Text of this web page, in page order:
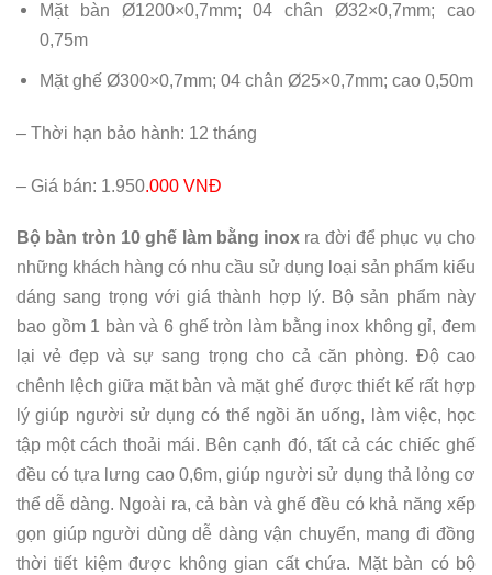
Mặt bàn Ø1200×0,7mm; 04 chân Ø32×0,7mm; cao
0,75m
Mặt ghế Ø300×0,7mm; 04 chân Ø25×0,7mm; cao 0,50m
– Thời hạn bảo hành: 12 tháng
– Giá bán: 1.950.000 VNĐ
Bộ bàn tròn 10 ghế làm bằng inox ra đời để phục vụ cho
những khách hàng có nhu cầu sử dụng loại sản phẩm kiểu
dáng sang trọng với giá thành hợp lý. Bộ sản phẩm này
bao gồm 1 bàn và 6 ghế tròn làm bằng inox không gỉ, đem
lại vẻ đẹp và sự sang trọng cho cả căn phòng. Độ cao
chênh lệch giữa mặt bàn và mặt ghế được thiết kế rất hợp
lý giúp người sử dụng có thể ngồi ăn uống, làm việc, học
tập một cách thoải mái. Bên cạnh đó, tất cả các chiếc ghế
đều có tựa lưng cao 0,6m, giúp người sử dụng thả lỏng cơ
thể dễ dàng. Ngoài ra, cả bàn và ghế đều có khả năng xếp
gọn giúp người dùng dễ dàng vận chuyển, mang đi đồng
thời tiết kiệm được không gian cất chứa. Mặt bàn có bộ